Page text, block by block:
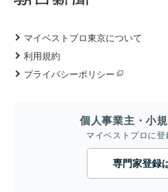
マイベストプロ東京について
利用規約
プライバシーポリシー
個人事業主・小
マイベストプロに登
専門家登録